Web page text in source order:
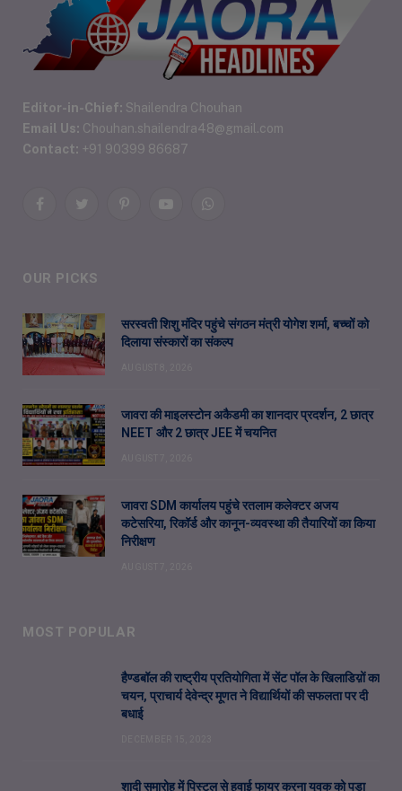
Editor-in-Chief: Shailendra Chouhan
Email Us: Chouhan.shailendra48@gmail.com
Contact: +91 90399 86687
FacebookTwitterPinterestYouTubeWhatsApp
OUR PICKS
सरस्वती शिशु मंदिर पहुंचे संगठन मंत्री योगेश शर्मा, बच्चों को
दिलाया संस्कारों का संकल्प
जावरा की माइलस्टोन अकैडमी का शानदार प्रदर्शन, 2 छात्र
NEET और 2 छात्र JEE में चयनित
जावरा SDM कार्यालय पहुंचे रतलाम कलेक्टर अजय
कटेसरिया, रिकॉर्ड और कानून-व्यवस्था की तैयारियों का किया
निरीक्षण
MOST POPULAR
हैण्डबॉल की राष्ट्रीय प्रतियोगिता में सेंट पॉल के खिलाडिय़ों का
चयन, प्राचार्य देवेन्द्र मूणत ने विद्यार्थियों की सफलता पर दी
बधाई
शादी समारोह में पिस्टल से हवाई फायर करना युवक को पड़ा